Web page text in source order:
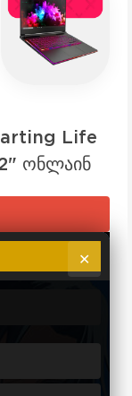
Life
ონლაინ
✕